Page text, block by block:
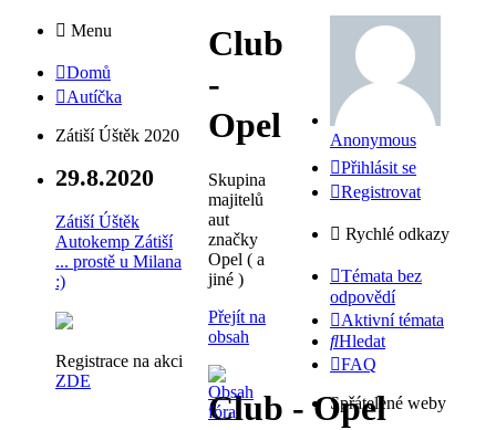
Menu
Domů
Autíčka
Zátiší Úštěk 2020
29.8.2020
Zátiší Úštěk
Autokemp Zátiší
... prostě u Milana
:)
Registrace na akci
ZDE
Club
-
Opel
Skupina
majitelů
aut
značky
Opel ( a
jiné )
Přejít na
obsah
Club - Opel
Anonymous
Přihlásit se
Registrovat
Rychlé odkazy
Témata bez
odpovědí
Aktivní témata
Hledat
FAQ
Spřátelené weby